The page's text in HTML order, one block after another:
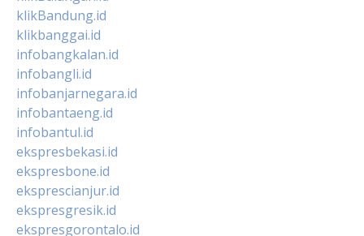
klikBandung.id
klikbanggai.id
infobangkalan.id
infobangli.id
infobanjarnegara.id
infobantaeng.id
infobantul.id
ekspresbekasi.id
ekspresbone.id
eksprescianjur.id
ekspresgresik.id
ekspresgorontalo.id